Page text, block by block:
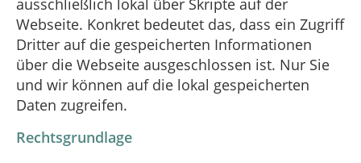
ausschließlich lokal über Skripte auf der
Webseite. Konkret bedeutet das, dass ein Zugriff
Dritter auf die gespeicherten Informationen
über die Webseite ausgeschlossen ist. Nur Sie
und wir können auf die lokal gespeicherten
Daten zugreifen.
Rechtsgrundlage